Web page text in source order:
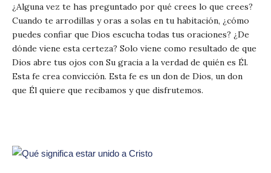
¿Alguna vez te has preguntado por qué crees lo que crees?
Cuando te arrodillas y oras a solas en tu habitación, ¿cómo
puedes confiar que Dios escucha todas tus oraciones? ¿De
dónde viene esta certeza? Solo viene como resultado de que
Dios abre tus ojos con Su gracia a la verdad de quién es Él.
Esta fe crea convicción. Esta fe es un don de Dios, un don
que Él quiere que recibamos y que disfrutemos.